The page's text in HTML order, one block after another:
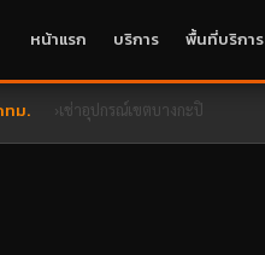
หน้าแรก บริการ พื้นที่บริการ
ทม. เช่าอุปกรณ์เขตบางกะปิ